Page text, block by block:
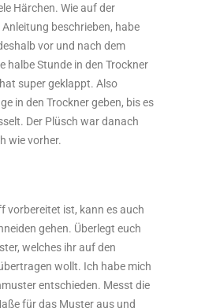
Härchen. Wie auf der
beschrieben, habe
vor und nach dem
halbe Stunde in den Trockner
super geklappt. Also
in den Trockner geben, bis es
Der Plüsch war danach
wie vorher.
vorbereitet ist, kann es auch
gehen. Überlegt euch
welches ihr auf den
wollt. Ich habe mich
entschieden. Messt die
für das Muster aus und